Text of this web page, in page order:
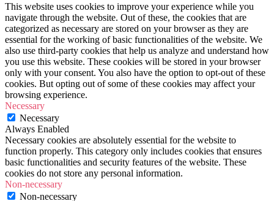
This website uses cookies to improve your experience while you
navigate through the website. Out of these, the cookies that are
categorized as necessary are stored on your browser as they are
essential for the working of basic functionalities of the website. We
also use third-party cookies that help us analyze and understand how
you use this website. These cookies will be stored in your browser
only with your consent. You also have the option to opt-out of these
cookies. But opting out of some of these cookies may affect your
browsing experience.
Necessary
Necessary
Always Enabled
Necessary cookies are absolutely essential for the website to
function properly. This category only includes cookies that ensures
basic functionalities and security features of the website. These
cookies do not store any personal information.
Non-necessary
Non-necessary